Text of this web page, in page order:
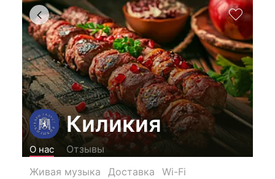
Киликия
О нас
Отзывы
Живая музыка
Доставка
Wi-Fi